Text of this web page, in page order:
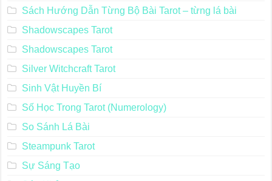
Sách Hướng Dẫn Từng Bộ Bài Tarot – từng lá bài
Shadowscapes Tarot
Shadowscapes Tarot
Silver Witchcraft Tarot
Sinh Vật Huyền Bí
Số Học Trong Tarot (Numerology)
So Sánh Lá Bài
Steampunk Tarot
Sự Sáng Tạo